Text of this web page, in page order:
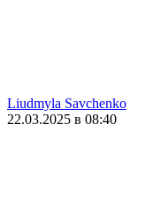
Liudmyla Savchenko
22.03.2025 в 08:40